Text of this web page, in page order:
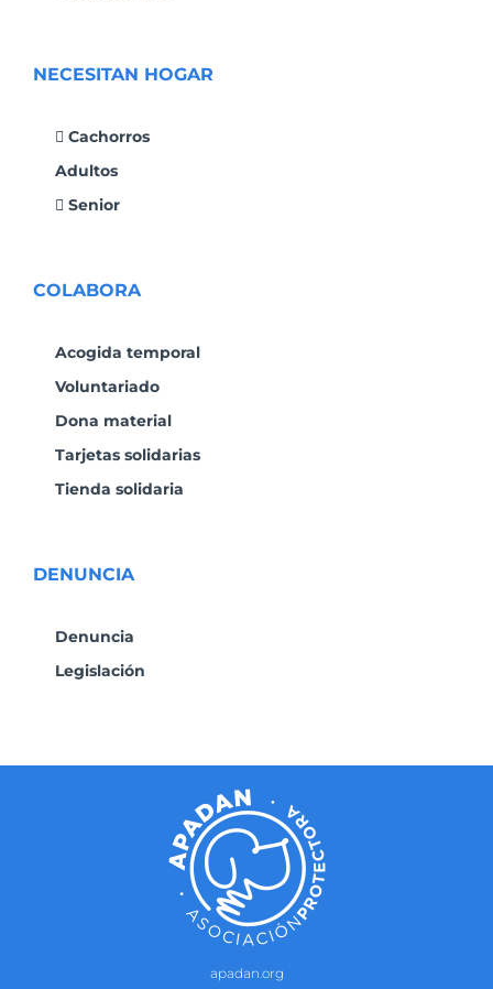
NECESITAN HOGAR
Cachorros
Adultos
Senior
COLABORA
Acogida temporal
Voluntariado
Dona material
Tarjetas solidarias
Tienda solidaria
DENUNCIA
Denuncia
Legislación
apadan.org